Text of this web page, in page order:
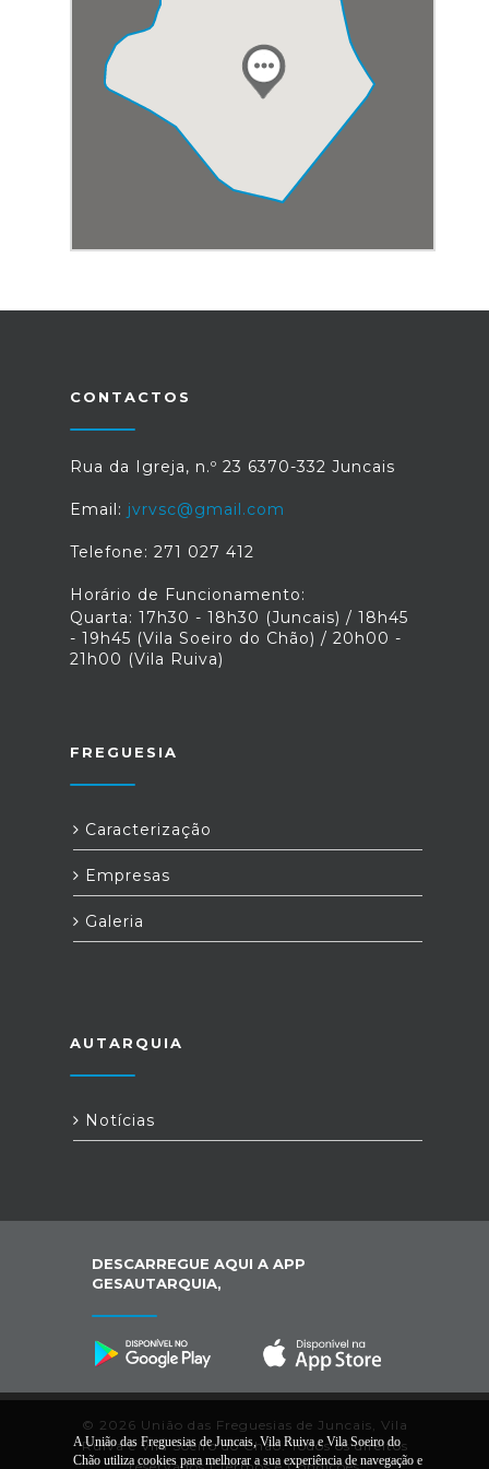
CONTACTOS
Rua da Igreja, n.º 23 6370-332 Juncais
Email: jvrvsc@gmail.com
Telefone: 271 027 412
Horário de Funcionamento:
Quarta: 17h30 - 18h30 (Juncais) / 18h45
- 19h45 (Vila Soeiro do Chão) / 20h00 -
21h00 (Vila Ruiva)
FREGUESIA
Caracterização
Empresas
Galeria
AUTARQUIA
Notícias
DESCARREGUE AQUI A APP
GESAUTARQUIA,
© 2026 União das Freguesias de Juncais, Vila
Ruiva e Vila Soeiro do Chão. Todos os direitos
A União das Freguesias de Juncais, Vila Ruiva e Vila Soeiro do
Chão utiliza cookies para melhorar a sua experiência de navegação e